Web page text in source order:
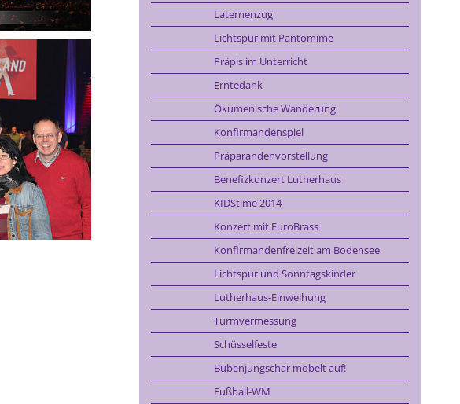
Laternenzug
Lichtspur mit Pantomime
Präpis im Unterricht
Erntedank
Ökumenische Wanderung
Konfirmandenspiel
Präparandenvorstellung
Benefizkonzert Lutherhaus
KIDStime 2014
Konzert mit EuroBrass
Konfirmandenfreizeit am Bodensee
Lichtspur und Sonntagskinder
Lutherhaus-Einweihung
Turmvermessung
Schüsselfeste
Bubenjungschar möbelt auf!
Fußball-WM